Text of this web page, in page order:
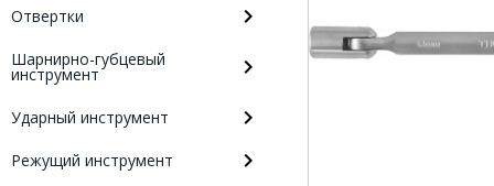
Отвертки
Шарнирно-губцевый
инструмент
Ударный инструмент
Режущий инструмент